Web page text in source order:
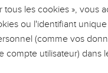
leur vision. Mais on voit
même que ce sont
tous les cookies », vous
ou l'identifiant
(comme vos
utilisateur) dans